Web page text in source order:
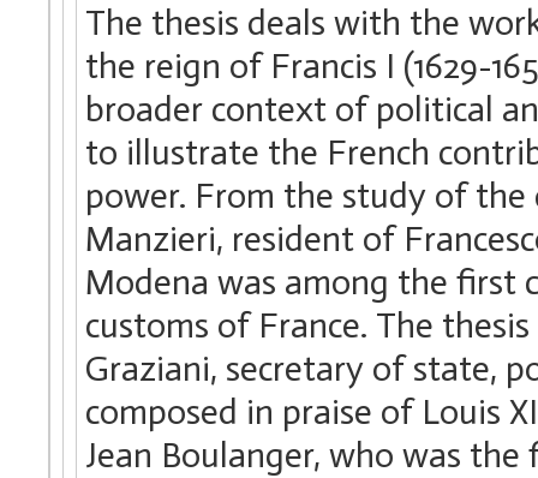
The thesis deals with the
the reign of Francis I (1629-
broader context of political
to illustrate the French
power. From the study of
Manzieri, resident of
Modena was among the first
customs of France. The
Graziani, secretary of state,
composed in praise of Louis
Jean Boulanger, who was